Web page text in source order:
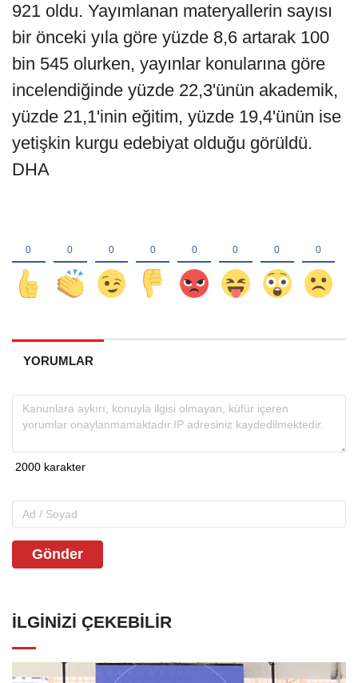
921 oldu. Yayımlanan materyallerin sayısı
bir önceki yıla göre yüzde 8,6 artarak 100
bin 545 olurken, yayınlar konularına göre
incelendiğinde yüzde 22,3'ünün akademik,
yüzde 21,1'inin eğitim, yüzde 19,4'ünün ise
yetişkin kurgu edebiyat olduğu görüldü.
DHA
YORUMLAR
Gönder
İLGINIZI ÇEKEBILIR